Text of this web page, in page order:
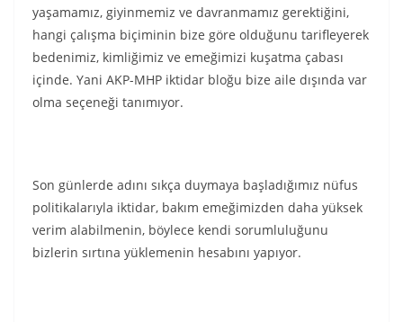
yaşamamız, giyinmemiz ve davranmamız gerektiğini,
hangi çalışma biçiminin bize göre olduğunu tarifleyerek
bedenimiz, kimliğimiz ve emeğimizi kuşatma çabası
içinde. Yani AKP-MHP iktidar bloğu bize aile dışında var
olma seçeneği tanımıyor.
Son günlerde adını sıkça duymaya başladığımız nüfus
politikalarıyla iktidar, bakım emeğimizden daha yüksek
verim alabilmenin, böylece kendi sorumluluğunu
bizlerin sırtına yüklemenin hesabını yapıyor.